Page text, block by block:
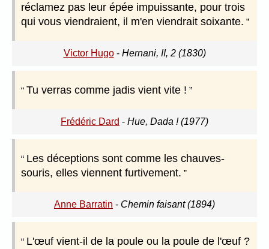
réclamez pas leur épée impuissante, pour trois
qui vous viendraient, il m'en viendrait soixante.
Victor Hugo- Hernani, II, 2 (1830)
Tu verras comme jadis vient vite !
Frédéric Dard - Hue, Dada ! (1977)
Les déceptions sont comme les chauves-
souris, elles viennent furtivement.
Anne Barratin - Chemin faisant (1894)
L'œuf vient-il de la poule ou la poule de l'œuf ?